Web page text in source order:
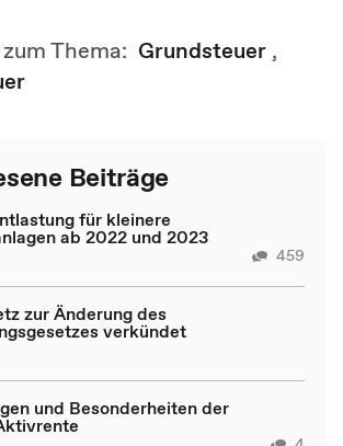
Thema: Grundsteuer ,
Beiträge
für kleinere
ab 2022 und 2023
459
zur Änderung des
verkündet
und Besonderheiten der